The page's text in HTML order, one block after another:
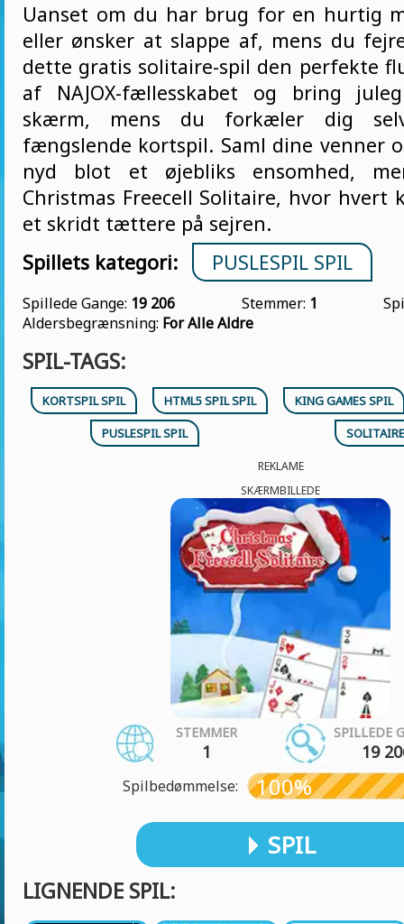
Uanset om du har brug for en hurtig
eller ønsker at slappe af, mens du
dette gratis solitaire-spil den perfekte
af NAJOX-fællesskabet og bring
skærm, mens du forkæler dig
fængslende kortspil. Saml dine venner
nyd blot et øjebliks ensomhed,
Christmas Freecell Solitaire, hvor hvert
et skridt tættere på sejren.
Spillets kategori:
PUSLESPIL SPIL
Spillede Gange: 19 206 Stemmer: 1
Aldersbegrænsning: For Alle Aldre
SPIL-TAGS:
KORTSPIL SPIL HTML5 SPIL SPIL
KING GAMES SPIL
PUSLESPIL SPIL
REKLAME
SKÆRMBILLEDE
STEMMER
1
SPILLEDE
19
Spilbedømmelse: 100%
SPIL
LIGNENDE SPIL: